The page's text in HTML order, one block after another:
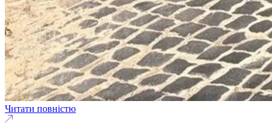
Читати повністю